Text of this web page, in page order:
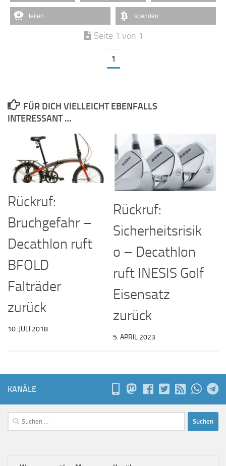
teilen spenden
Seite 1 von 1
1
FÜR DICH VIELLEICHT EBENFALLS
INTERESSANT …
Rückruf:
Bruchgefahr –
Decathlon ruft
BFOLD
Falträder
zurück
10. JULI 2018
Rückruf:
Sicherheitsrisik
o – Decathlon
ruft INESIS Golf
Eisensatz
zurück
5. APRIL 2023
KANÄLE
Suchen
nach: